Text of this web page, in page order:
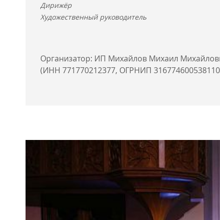
Дирижёр
Художественный руководитель
Организатор: ИП Михайлов Михаил
(ИНН 771770212377, ОГРНИП